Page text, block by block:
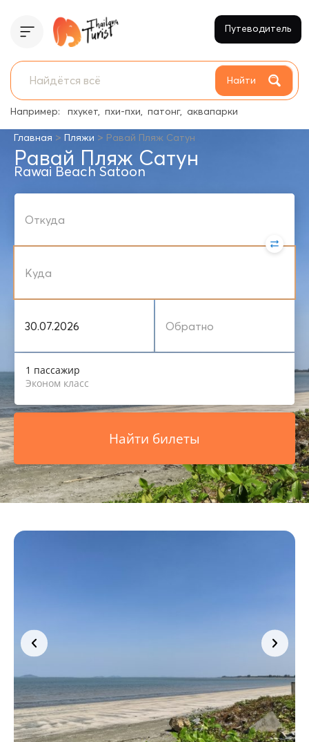
Найти
Например: пхукет пхи-пхи патонг аквапарки
Путеводитель
Главная > Пляжи > Равай Пляж Сатун
Равай Пляж Сатун
Rawai Beach Satoon
1 пассажир
Эконом класс
Найти билеты